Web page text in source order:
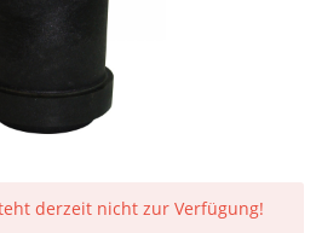
derzeit nicht zur Verfügung!